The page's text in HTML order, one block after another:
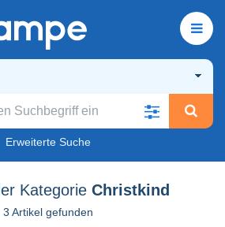
Erweiterte Suche
Kategorie Christkind
3 Artikel gefunden